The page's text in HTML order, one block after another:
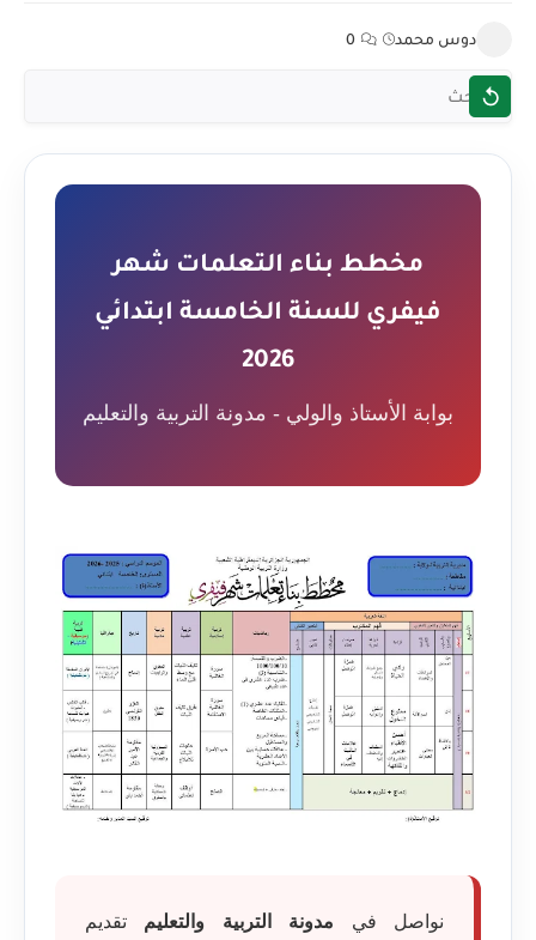
دوس محمد 0
مخطط بناء التعلمات شهر
فيفري للسنة الخامسة ابتدائي
2026
بوابة الأستاذ والولي - مدونة التربية والتعليم
نواصل في مدونة التربية والتعليم تقديم